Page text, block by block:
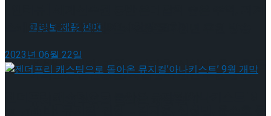
혜화로운 공연생활, 자립준비 청년 후원 방송
‘비바! 뮤지컬’ 진행 … 김지훈, 신성민, 윤소호 등
혜화로운 공연생활, 자립준비 청년 후원 방송
스케이팅 퀸 · 킹메이커 지현정 코치
2023년 06월 22일